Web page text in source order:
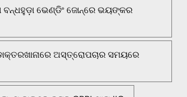
ବନ୍ଧହୁଡ଼ା ଭେଣ୍ଡିଂ ଜୋନ୍‌ରେ ଭୟଙ୍କର
ଅସ୍ତ୍ରୋପଚାର ସମୟରେ